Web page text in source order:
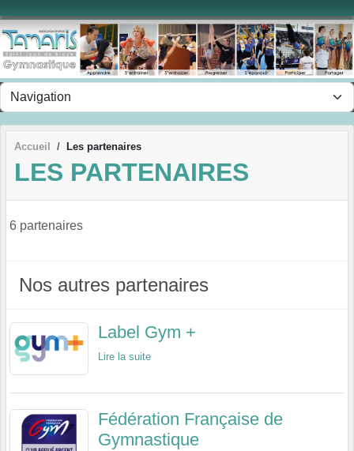
Accueil Les partenaires
LES PARTENAIRES
6 partenaires
Nos autres partenaires
Label Gym +
Lire la suite
Fédération Française de
Gymnastique